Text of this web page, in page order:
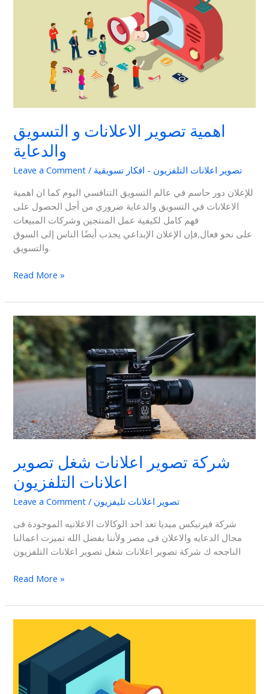
اهمية تصوير الاعلانات و التسويق
والدعاية
Leave a Comment / تصوير اعلانات التلفزيون - افكار تسويقية
للإعلان دور حاسم في عالم التسويق التنافسي اليوم كما ان اهمية
الاعلانات في التسويق والدعاية ضروري من أجل الحصول على
فهم كامل لكيفية عمل المنتجين وشركات المبيعات
على نحو فعال,فإن الإعلان الإبداعي يجذب أيضًا الناس إلى السوق
والتسويق.
Read More »
شركة تصوير اعلانات شغل تصوير
اعلانات التلفزيون
Leave a Comment / تصوير اعلانات تليفزيون
شركة فيرتيكس ميديا تعد احد الوكالات الاعلانيه الموجودة فى
مجال الدعايه والاعلان فى مصر ولأننا بفضل الله تميزت اعمالنا
الناجحه ك شركة تصوير اعلانات شغل تصوير اعلانات التلفزيون
شركة
تصوير
اعلانات
شغل
تصوير
Read More »
شاشات
التلفزيون